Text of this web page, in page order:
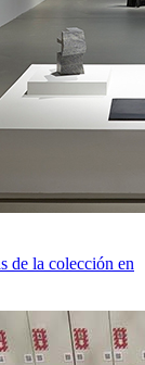
de la colección en